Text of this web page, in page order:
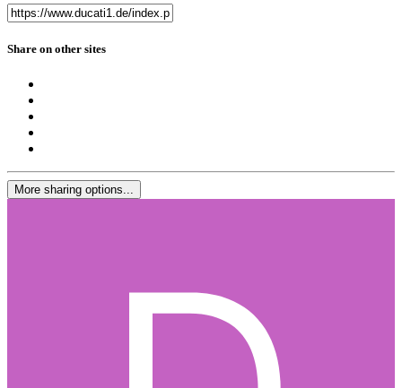
Share on other sites
More sharing options...